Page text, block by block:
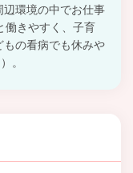
環境の中でお仕事
働きやすく、子育
の看病でも休みや
。